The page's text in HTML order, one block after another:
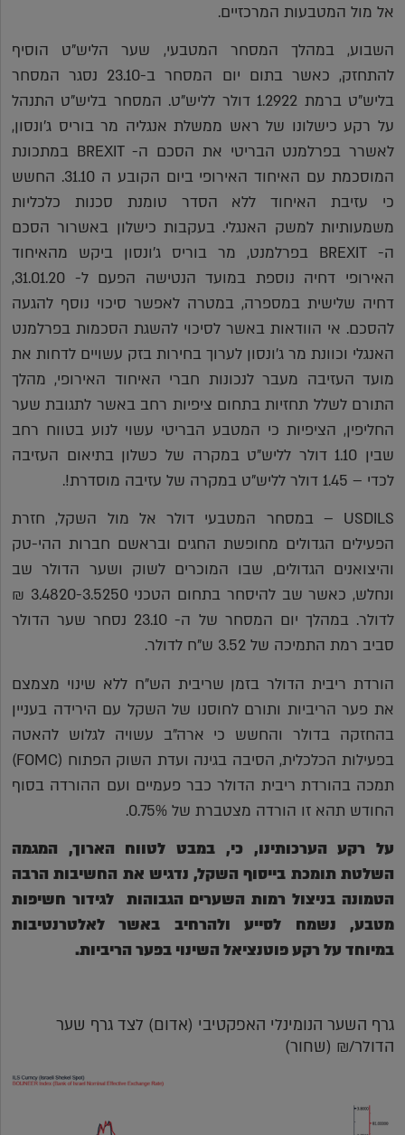
אל מול המטבעות המרכזיים.
השבוע, במהלך המסחר המטבעי, שער הליש"ט הוסיף
להתחזק, כאשר בתום יום המסחר ב-23.10 נסגר המסחר
בליש"ט ברמת 1.2922 דולר לליש"ט. המסחר בליש"ט התנהל
על רקע כישלונו של ראש ממשלת אנגליה מר בוריס ג'ונסון,
לאשרר בפרלמנט הבריטי את הסכם ה- BREXIT במתכונת
המוסכמת עם האיחוד האירופי ביום הקובע ה 31.10. החשש
כי עזיבת האיחוד ללא הסדר טומנת סכנות כלכליות
משמעותיות למשק האנגלי. בעקבות כישלון באשרור הסכם
ה- BREXIT בפרלמנט, מר בוריס ג'ונסון ביקש מהאיחוד
האירופי דחיה נוספת במועד הנטישה הפעם ל- 31.01.20,
דחיה שלישית במספרה, במטרה לאפשר סיכוי נוסף להגעה
להסכם. אי הוודאות באשר לסיכוי להשגת הסכמות בפרלמנט
האנגלי וכוונת מר ג'ונסון לערוך בחירות בזק עשויים לדחות את
מועד העזיבה מעבר לנכונות חברי האיחוד האירופי, מהלך
התורם לשלל תחזיות בתחום ציפיות רחב באשר לתגובת שער
החליפין, הציפיות כי המטבע הבריטי עשוי לנוע בטווח רחב
שבין 1.10 דולר לליש"ט במקרה של כשלון בתיאום העזיבה
לכדי – 1.45 דולר לליש"ט במקרה של עזיבה מוסדרת!.
USDILS – במסחר המטבעי דולר אל מול השקל, חזרת
הפעילים הגדולים מחופשת החגים ובראשם חברות ההי-טק
והיצואנים הגדולים, שבו המוכרים לשוק ושער הדולר שב
ונחלש, כאשר שב להיסחר בתחום הטכני 3.4820-3.5250 ₪
לדולר. במהלך יום המסחר של ה- 23.10 נסחר שער הדולר
סביב רמת התמיכה של 3.52 ש"ח לדולר.
הורדת ריבית הדולר בזמן שריבית הש"ח ללא שינוי מצמצם
את פער הריביות ותורם לחוסנו של השקל עם הירידה בעניין
בהחזקה בדולר והחשש כי ארה"ב עשויה לגלוש להאטה
בפעילות הכלכלית, הסיבה בגינה ועדת השוק הפתוח (FOMC)
תמכה בהורדת ריבית הדולר כבר פעמיים ועם ההורדה בסוף
החודש תהא זו הורדה מצטברת של 0.75%.
על רקע הערכותינו, כי, במבט לטווח הארוך, המגמה
השלטת תומכת בייסוף השקל, נדגיש את החשיבות הרבה
הטמונה בניצול רמות השערים הגבוהות לגידור חשיפות
מטבע, נשמח לסייע ולהרחיב באשר לאלטרנטיבות
במיוחד על רקע פוטנציאל השינוי בפער הריביות.
גרף השער הנומינלי האפקטיבי (אדום) לצד גרף שער
הדולר/₪ (שחור)